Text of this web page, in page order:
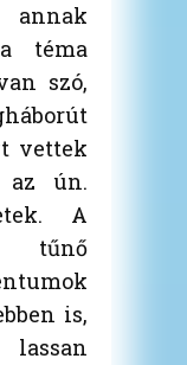
a téma
szó,
vettek
az ún.
A
tűnő
is,